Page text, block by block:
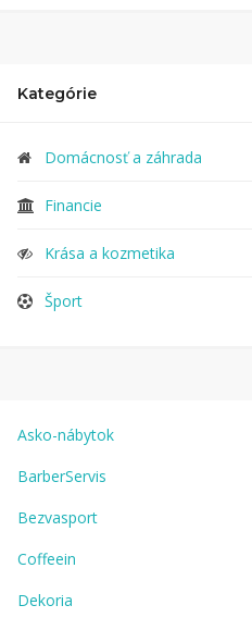
Kategórie
Domácnosť a záhrada
Financie
Krása a kozmetika
Šport
Asko-nábytok
BarberServis
Bezvasport
Coffeein
Dekoria